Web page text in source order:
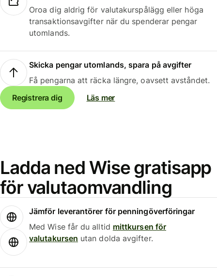
Oroa dig aldrig för valutakurspålägg eller höga
transaktionsavgifter när du spenderar pengar
utomlands.
Skicka pengar utomlands, spara på avgifter
Få pengarna att räcka längre, oavsett avståndet.
Registrera dig
Läs mer
Ladda ned Wise gratisapp
för valutaomvandling
Jämför leverantörer för penningöverföringar
Med Wise får du alltid mittkursen för
valutakursen utan dolda avgifter.